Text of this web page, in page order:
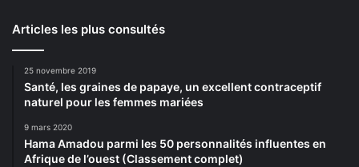
Articles les plus consultés
25 novembre 2019
Santé, les graines de papaye, un excellent contraceptif
naturel pour les femmes mariées
9 mars 2020
Hama Amadou parmi les 50 personnalités influentes en
Afrique de l’ouest (Classement complet)